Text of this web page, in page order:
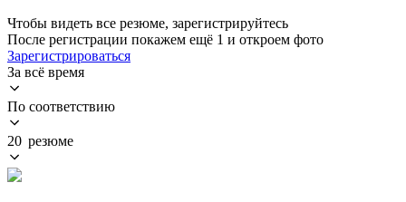
Чтобы видеть все резюме, зарегистрируйтесь
После регистрации покажем ещё 1 и откроем фото
Зарегистрироваться
За всё время
По соответствию
20 резюме